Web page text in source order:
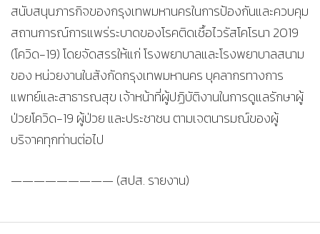
สนับสนุนภารกิจของกรุงเทพมหานครในการป้องกันและควบคุม
สถานการณ์การแพร่ระบาดของโรคติดเชื้อไวรัสโคโรนา 2019
(โควิด-19) โดยจัดสรรให้แก่ โรงพยาบาลและโรงพยาบาลสนาม
ของ หน่วยงานในสังกัดกรุงเทพมหานคร บุคลากรทางการ
แพทย์และสาธารณสุข เจ้าหน้าที่ผู้ปฏิบัติงานในการดูแลรักษาผู้
ป่วยโควิด-19 ผู้ป่วย และประชาชน ตามเจตนารมณ์ของผู้
บริจาคทุกท่านต่อไป
————————— (สปส. รายงาน)